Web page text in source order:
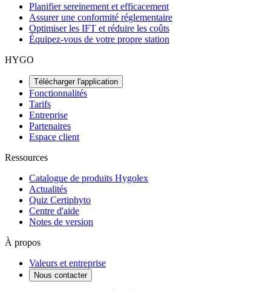
Planifier sereinement et efficacement
Assurer une conformité réglementaire
Optimiser les IFT et réduire les coûts
Équipez-vous de votre propre station
HYGO
Télécharger l'application
Fonctionnalités
Tarifs
Entreprise
Partenaires
Espace client
Ressources
Catalogue de produits Hygolex
Actualités
Quiz Certiphyto
Centre d'aide
Notes de version
À propos
Valeurs et entreprise
Nous contacter